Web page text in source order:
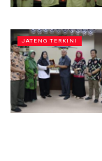
JATENG TERKINI